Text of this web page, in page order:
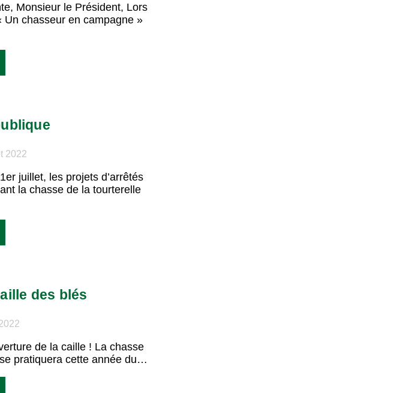
Monsieur le Président, Lors
Un chasseur en campagne »
2022
juillet, les projets d’arrêtés
la chasse de la tourterelle
des blés
de la caille ! La chasse
pratiquera cette année du…